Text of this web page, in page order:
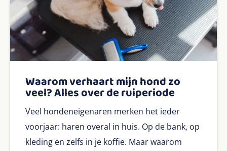
Waarom verhaart mijn hond zo
veel? Alles over de ruiperiode
Veel hondeneigenaren merken het ieder
voorjaar: haren overal in huis. Op de bank, op
kleding en zelfs in je koffie. Maar waarom